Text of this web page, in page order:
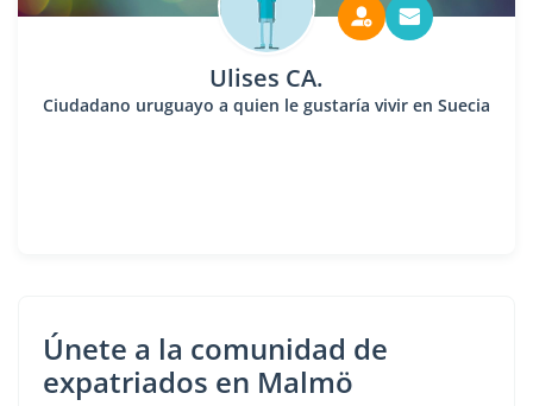
Ulises CA.
Ciudadano uruguayo a quien le gustaría vivir en Suecia
Únete a la comunidad de
expatriados en Malmö